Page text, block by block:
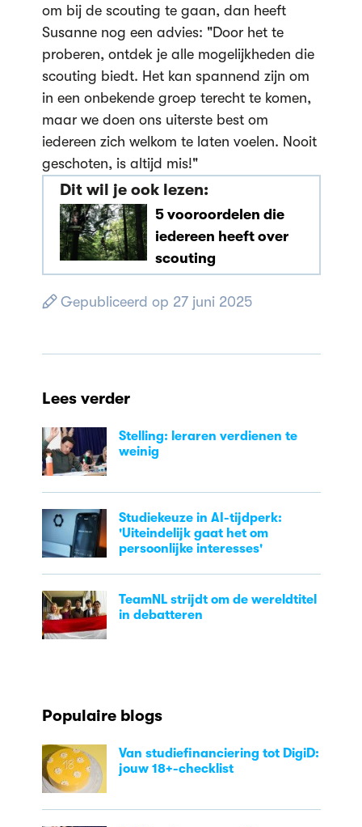
om bij de scouting te gaan, dan heeft
Susanne nog een advies: "Door het te
proberen, ontdek je alle mogelijkheden die
scouting biedt. Het kan spannend zijn om
in een onbekende groep terecht te komen,
maar we doen ons uiterste best om
iedereen zich welkom te laten voelen. Nooit
geschoten, is altijd mis!"
Dit wil je ook lezen:
5 vooroordelen die
iedereen heeft over
scouting
Gepubliceerd op 27 juni 2025
Lees verder
Stelling: leraren verdienen te
weinig
Studiekeuze in AI-tijdperk:
'Uiteindelijk gaat het om
persoonlijke interesses'
TeamNL strijdt om de wereldtitel
in debatteren
Populaire blogs
Van studiefinanciering tot DigiD:
jouw 18+-checklist